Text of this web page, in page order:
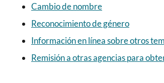
Cambio de nombre
Reconocimiento de género
Información en línea sobre otros
Remisión a otras agencias para